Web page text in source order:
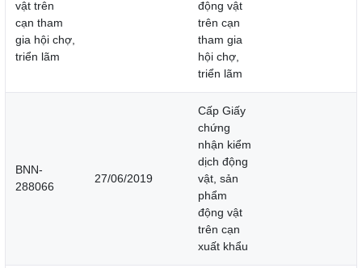
vật trên
cạn tham
gia hội chợ,
triển lãm
động vật
trên cạn
tham gia
hội chợ,
triển lãm
BNN-
288066
27/06/2019
Cấp Giấy
chứng
nhận kiểm
dịch động
vật, sản
phẩm
động vật
trên cạn
xuất khẩu